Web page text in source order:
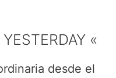
«
desde el